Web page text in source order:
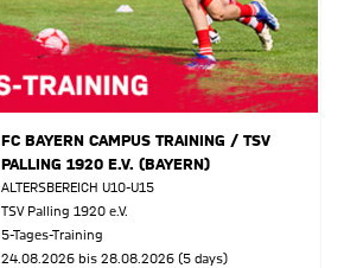
FC BAYERN CAMPUS TRAINING / TSV
PALLING 1920 E.V. (BAYERN)
ALTERSBEREICH U10-U15
TSV Palling 1920 e.V.
5-Tages-Training
24.08.2026 bis 28.08.2026 (5 days)